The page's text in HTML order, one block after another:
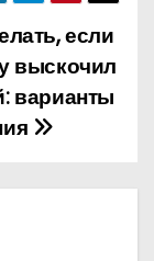
если
выскочил
варианты